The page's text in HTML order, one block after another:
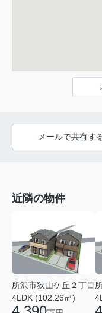
メールで共有す
近隣の物件
所沢市狭山ケ丘２丁目
4LDK (102.26㎡)